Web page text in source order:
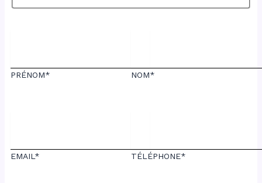
PRÉNOM* NOM*
EMAIL* TÉLÉPHONE*